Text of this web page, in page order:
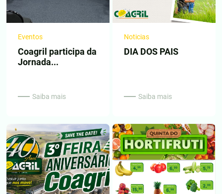
Eventos
Coagril participa da
Jornada...
Saiba mais
Noticias
DIA DOS PAIS
Saiba mais